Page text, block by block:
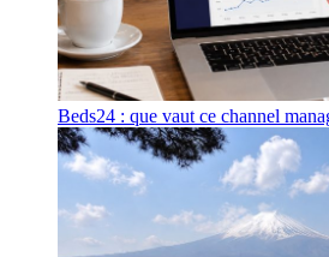
Beds24 : que vaut ce channel